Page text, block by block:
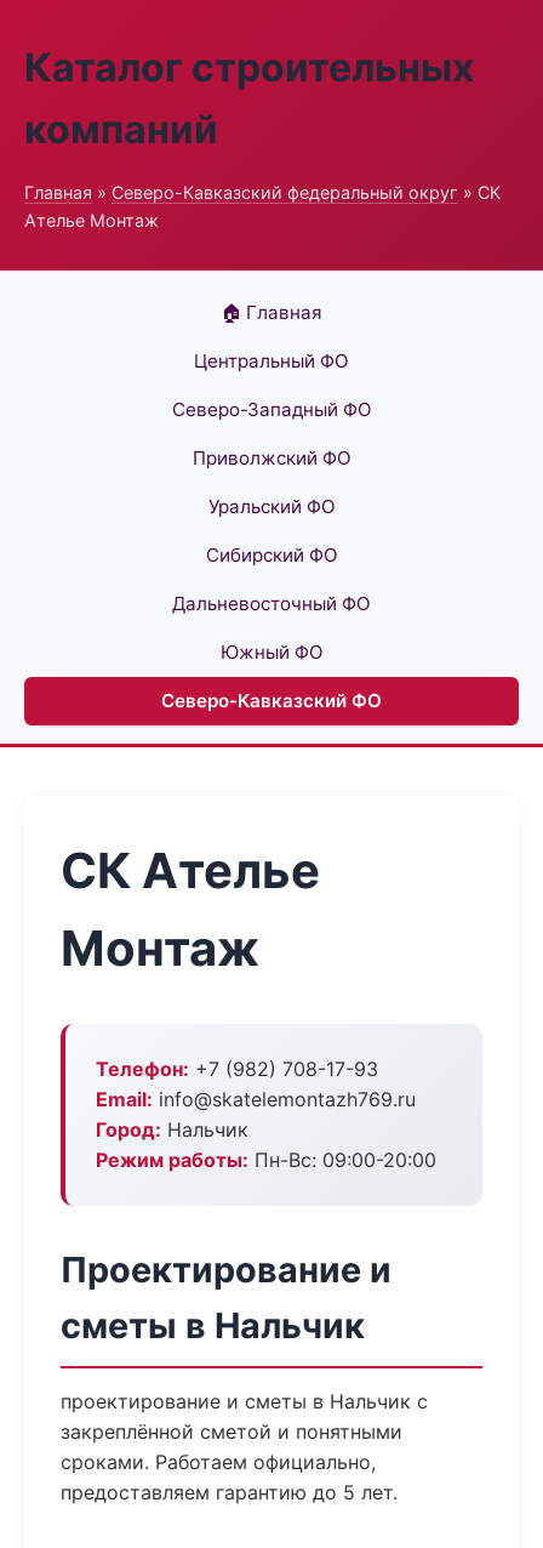
Каталог строительных
компаний
Главная » Северо-Кавказский федеральный округ » СК
Ателье Монтаж
🏠 Главная
Центральный ФО
Северо-Западный ФО
Приволжский ФО
Уральский ФО
Сибирский ФО
Дальневосточный ФО
Южный ФО
Северо-Кавказский ФО
СК Ателье
Монтаж
Телефон: +7 (982) 708-17-93
Email: info@skatelemontazh769.ru
Город: Нальчик
Режим работы: Пн-Вс: 09:00-20:00
Проектирование и
сметы в Нальчик
проектирование и сметы в Нальчик с
закреплённой сметой и понятными
сроками. Работаем официально,
предоставляем гарантию до 5 лет.